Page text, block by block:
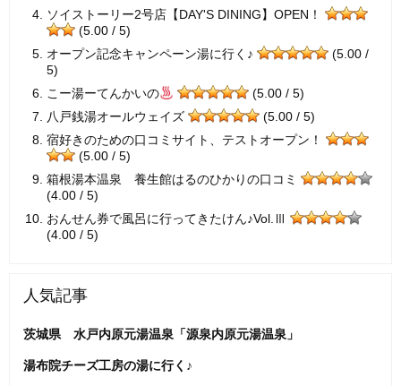
ソイストーリー2号店【DAY'S DINING】OPEN！
(5.00 / 5)
オープン記念キャンペーン湯に行く♪
(5.00 /
5)
こー湯ーてんかいの
(5.00 / 5)
八戸銭湯オールウェイズ
(5.00 / 5)
宿好きのための口コミサイト、テストオープン！
(5.00 / 5)
箱根湯本温泉 養生館はるのひかりの口コミ
(4.00 / 5)
おんせん券で風呂に行ってきたけん♪Vol.Ⅲ
(4.00 / 5)
人気記事
茨城県 水戸内原元湯温泉「源泉内原元湯温泉」
湯布院チーズ工房の湯に行く♪